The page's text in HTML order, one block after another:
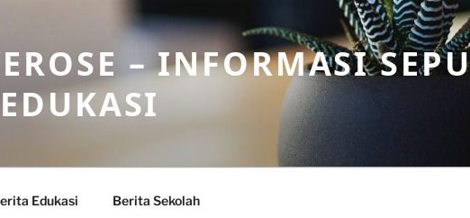
– INFORMASI
Edukasi Berita Sekolah